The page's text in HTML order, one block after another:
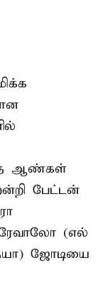
ஆண்கள்
பேட்டன்
(எல்
ஜோடியை